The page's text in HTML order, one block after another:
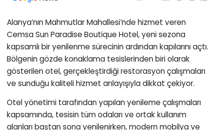
Alanya’nın Mahmutlar Mahallesi’nde hizmet veren
Cemsa Sun Paradise Boutique Hotel, yeni sezona
kapsamlı bir yenilenme sürecinin ardından kapılarını açtı.
Bölgenin gözde konaklama tesislerinden biri olarak
gösterilen otel, gerçekleştirdiği restorasyon çalışmaları
ve sunduğu kaliteli hizmet anlayışıyla dikkat çekiyor.
Otel yönetimi tarafından yapılan yenileme çalışmaları
kapsamında, tesisin tüm odaları ve ortak kullanım
alanları baştan sona yenilenirken, modern mobilya ve